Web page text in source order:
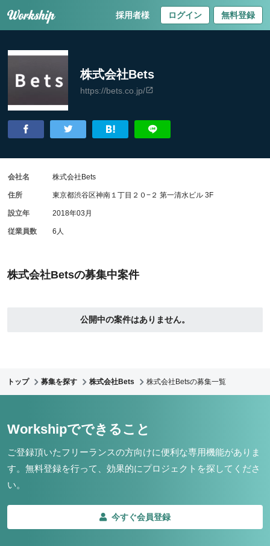
採用者様 ログイン 無料登録
株式会社Bets
https://bets.co.jp/
株式会社Betsの募集中案件
公開中の案件はありません。
会社名 株式会社Bets
住所 東京都渋谷区神南１丁目２０−２ 第一清水ビル 3F
設立年 2018年03月
従業員数 6人
トップ 募集を探す 株式会社Bets 株式会社Betsの募集一覧
Workshipでできること
ご登録頂いたフリーランスの方向けに便利な専用機能がありま
す。 無料登録を行って、効果的にプロジェクトを探してくださ
い。
今すぐ会員登録